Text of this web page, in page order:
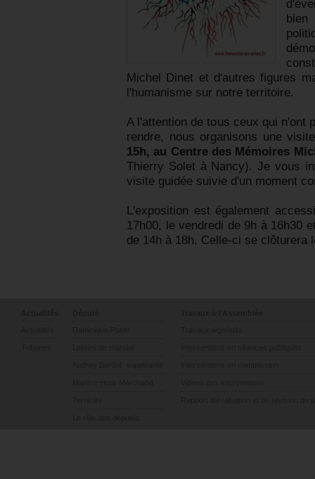
Michel Dinet et d'autres figures
l'humanisme sur notre territoire.
A l'attention de tous ceux qui n'ont
rendre, nous organisons une
15h, au Centre des Mémoires
Thierry Solet à Nancy). Je vous
visite guidée suivie d'un moment
L'exposition est également
17h00, le vendredi de 9h à 16h30
de 14h à 18h. Celle-ci se